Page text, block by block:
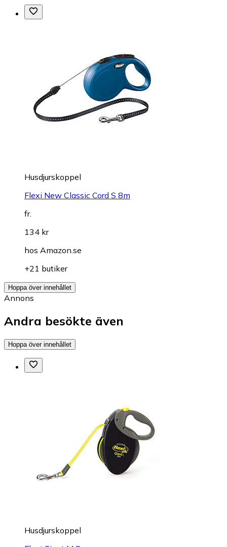
Husdjurskoppel
Flexi New Classic Cord S 8m
fr.
134 kr
hos Amazon.se
+21 butiker
Hoppa över innehållet
Annons
Andra besökte även
Hoppa över innehållet
Husdjurskoppel